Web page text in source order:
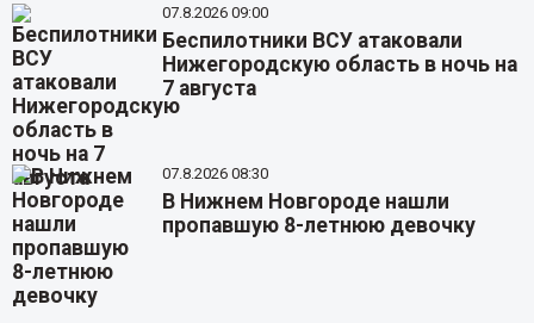
07.8.2026 09:00
Беспилотники ВСУ атаковали
Нижегородскую область в ночь на
7 августа
07.8.2026 08:30
В Нижнем Новгороде нашли
пропавшую 8-летнюю девочку